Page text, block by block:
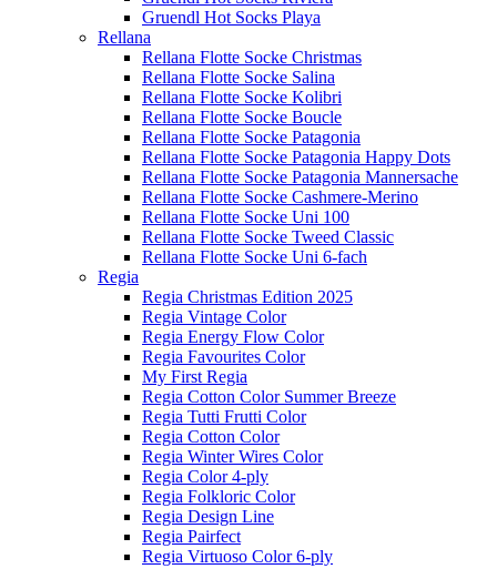
Gruendl Hot Socks Playa
Rellana
Rellana Flotte Socke Christmas
Rellana Flotte Socke Salina
Rellana Flotte Socke Kolibri
Rellana Flotte Socke Boucle
Rellana Flotte Socke Patagonia
Rellana Flotte Socke Patagonia Happy Dots
Rellana Flotte Socke Patagonia Mannersache
Rellana Flotte Socke Cashmere-Merino
Rellana Flotte Socke Uni 100
Rellana Flotte Socke Tweed Classic
Rellana Flotte Socke Uni 6-fach
Regia
Regia Christmas Edition 2025
Regia Vintage Color
Regia Energy Flow Color
Regia Favourites Color
My First Regia
Regia Cotton Color Summer Breeze
Regia Tutti Frutti Color
Regia Cotton Color
Regia Winter Wires Color
Regia Color 4-ply
Regia Folkloric Color
Regia Design Line
Regia Pairfect
Regia Virtuoso Color 6-ply